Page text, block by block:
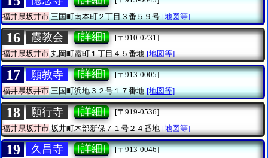
福井県坂井市三国町南本町２丁目３番５９号 [地図等]
16 霞教会 [詳細]
[〒910-0231]
福井県坂井市 丸岡町霞町１丁目４５番地 [地図等]
17 願教寺 [詳細]
[〒913-0005]
福井県坂井市三国町浜地３２号１７番地 [地図等]
18 願行寺 [詳細]
[〒919-0536]
福井県坂井市 坂井町木部新保７１号２４番地 [地図等]
19 久昌寺 [詳細]
[〒913-0046]